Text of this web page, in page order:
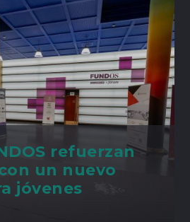
refuerzan
un nuevo
jóvenes